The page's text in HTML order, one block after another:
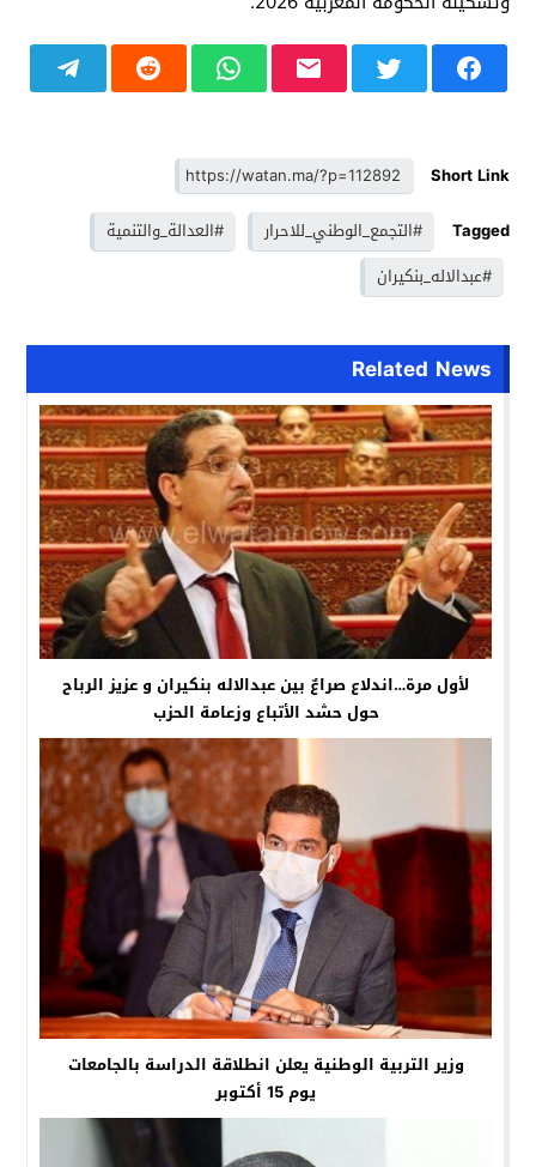
Short Link
Tagged
#التجمع_الوطني_للاحرار
#العدالة_والتنمية
#عبدالاله_بنكيران
Related News
لأول مرة…اندلاع صراعٌ بين عبدالاله بنكيران و عزيز الرباح
حول حشد الأتباع وزعامة الحزب
وزير التربية الوطنية يعلن انطلاقة الدراسة بالجامعات
يوم 15 أكتوبر